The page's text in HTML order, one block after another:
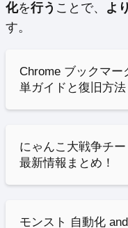
化を行う ことで、 よ
す。
Chrome ブックマー
単ガイドと復旧方法
にゃんこ大戦争チ
最新情報まとめ！
モンスト 自動化